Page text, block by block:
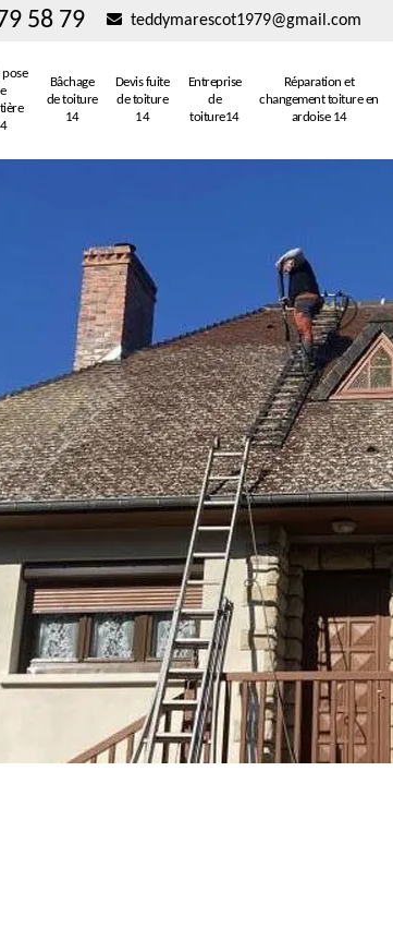
58 79 teddymarescot1979@gmail.com
pose
Bâchage
de toiture
14
Devis fuite
de toiture
14
Entreprise
de
toiture14
Réparation et
changement toiture en
ardoise 14